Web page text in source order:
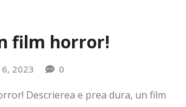
film horror!
2023